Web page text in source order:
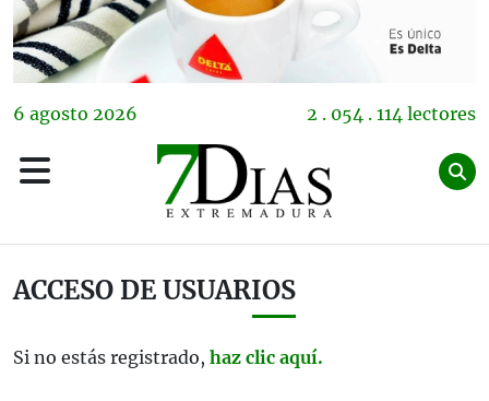
6 agosto 2026 2 . 054 . 114 lectores
ACCESO DE USUARIOS
Si no estás registrado, haz clic aquí.